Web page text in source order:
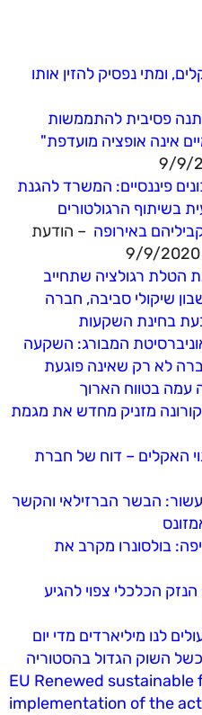
נפסיק להזין אותו
להתממשות
אינה אופציה מועדפת"
פיננסיים: המשרד להגנת
הרגולטורים
באירופה– הודעת
רגולציה שתחייב
שיקולי סביבה, חברה
המבורג: השקעה
רק שאינה פוגעת
בטווח הארוך
מזניק מחדש את מגמת
– דוח של חברת
הבשר הברזילאי והקשר
מקרב את
הכלכלי צפוי להגיע
לנו מיליארדים מדי יום
הגדול בהסטוריה
EU Renewed
implementation of